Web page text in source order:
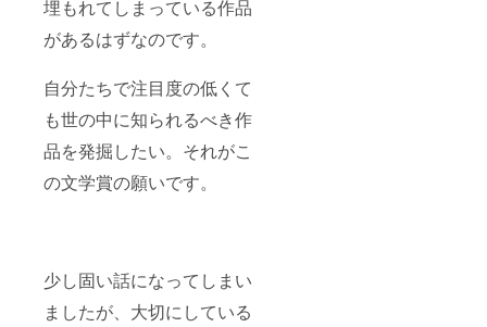
埋もれてしまっている作品
があるはずなのです。
自分たちで注目度の低くて
も世の中に知られるべき作
品を発掘したい。それがこ
の文学賞の願いです。
少し固い話になってしまい
ましたが、大切にしている